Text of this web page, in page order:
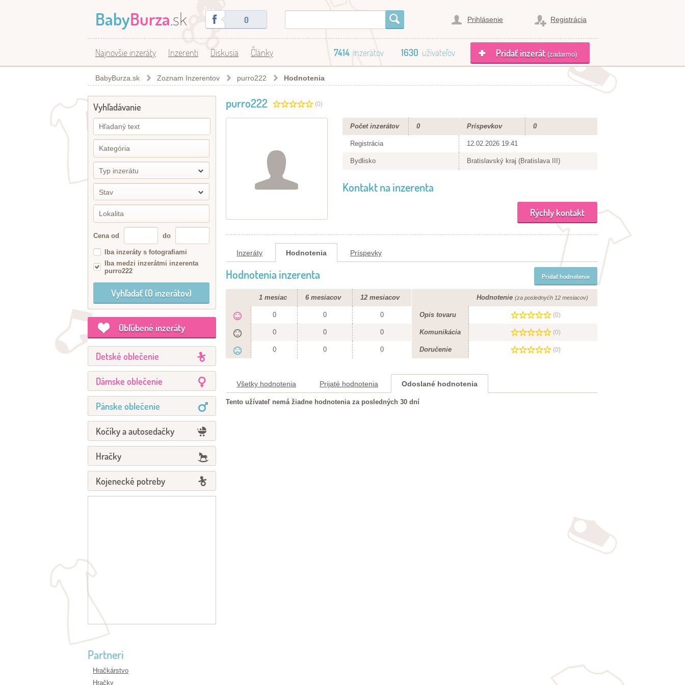
BabyBurza.sk 0 Prihlásenie Registrácia
Najnovšie inzeráty Inzerenti Diskusia Články Pridať inzerát (zadarmo)
7414 inzerátov 1630 užívateľov
BabyBurza.sk Zoznam Inzerentov purro222 Hodnotenia
Vyhľadávanie
Typ inzerátu
Stav
Cena od do
Iba inzeráty s fotografiami
Iba medzi inzerátmi inzerenta
purro222
Obľúbené inzeráty
Detské oblečenie
Dámske oblečenie
Pánske oblečenie
Kočíky a autosedačky
Hračky
Kojenecké potreby
Partneri
Hračkárstvo
Hračky
purro222 (0)
Počet inzerátov 0 Príspevkov 0
Registrácia 12.02.2026 19:41
Bydlisko Bratislavský kraj (Bratislava III)
Kontakt na inzerenta
Rýchly kontakt
Inzeráty Hodnotenia Príspevky
Hodnotenia inzerenta Pridať hodnotenie
1 mesiac 6 mesiacov 12 mesiacov
0 0 0
0 0 0
0 0 0
Hodnotenie (za poslednyćh 12 mesiacov)
Opis tovaru (0)
Komunikácia (0)
Doručenie (0)
Všetky hodnotenia Prijaté hodnotenia Odoslané hodnotenia
Tento užívateľ nemá žiadne hodnotenia za posledných 30 dní